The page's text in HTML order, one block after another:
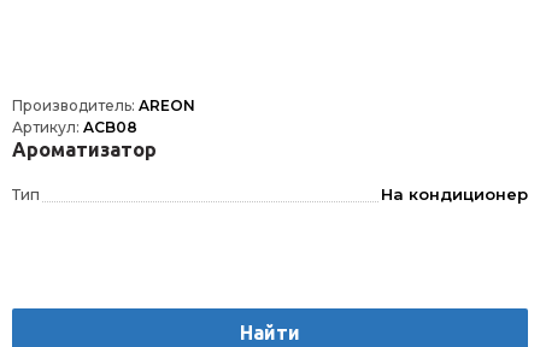
Производитель: AREON
Артикул: ACB08
Ароматизатор
Тип На кондиционер
Найти